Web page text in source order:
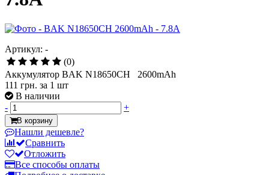
Аккумулятор BAK N18650CH 2600mAh
111 грн.за 1 шт
В наличии
-
Нашли дешевле?
Сравнить
Отложить
Все способы оплаты
Подробнее о доставке